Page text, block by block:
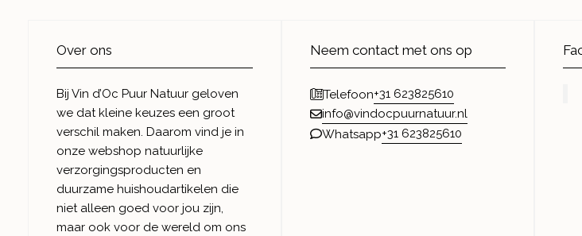
Over ons
Bij Vin d’Oc Puur Natuur geloven
we dat kleine keuzes een groot
verschil maken. Daarom vind je in
onze webshop natuurlijke
verzorgingsproducten en
duurzame huishoudartikelen die
niet alleen goed voor jou zijn,
maar ook voor de wereld om ons
Neem contact met ons op
Telefoon+31 623825610
info@vindocpuurnatuur.nl
Whatsapp+31 623825610